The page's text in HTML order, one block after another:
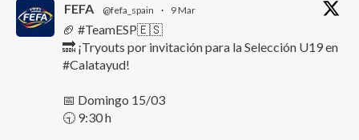
FEFA @fefa_spain · 9 Mar
🏈 #TeamESP🇪🇸
🔜 ¡Tryouts por invitación para la Selección U19 en
#Calatayud!
📅 Domingo 15/03
🕤 9:30 h